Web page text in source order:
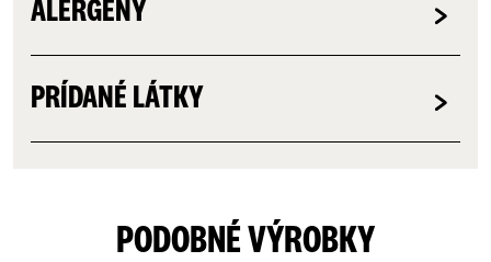
ALERGÉNY
PRÍDANÉ LÁTKY
PODOBNÉ VÝROBKY